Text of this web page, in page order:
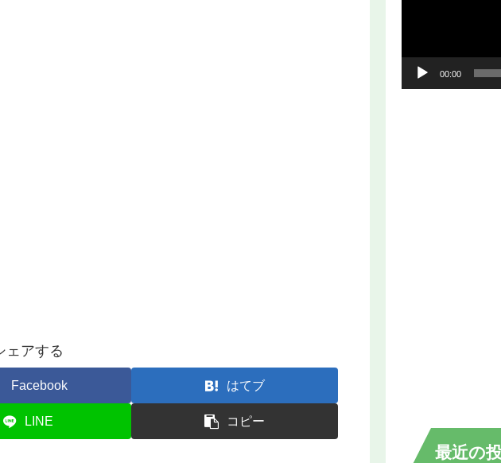
ェアする
Facebook はてブ
LINE コピー
00:00
最近の